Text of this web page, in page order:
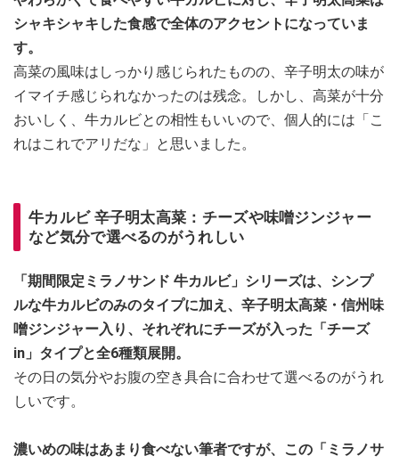
シャキシャキした食感で全体のアクセントになっていま
す。
高菜の風味はしっかり感じられたものの、辛子明太の味が
イマイチ感じられなかったのは残念。しかし、高菜が十分
おいしく、牛カルビとの相性もいいので、個人的には「こ
れはこれでアリだな」と思いました。
牛カルビ 辛子明太高菜：チーズや味噌ジンジャー
など気分で選べるのがうれしい
「期間限定ミラノサンド 牛カルビ」シリーズは、シンプ
ルな牛カルビのみのタイプに加え、辛子明太高菜・信州味
噌ジンジャー入り、それぞれにチーズが入った「チーズ
in」タイプと全6種類展開。
その日の気分やお腹の空き具合に合わせて選べるのがうれ
しいです。
濃いめの味はあまり食べない筆者ですが、この「ミラノサ